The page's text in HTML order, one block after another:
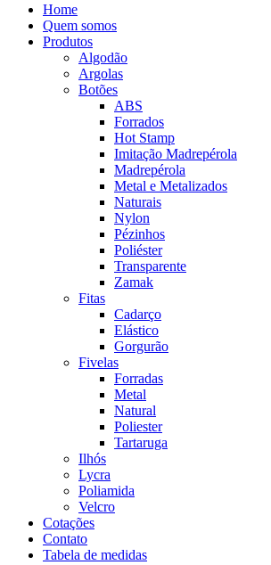
Home
Quem somos
Produtos
Algodão
Argolas
Botões
ABS
Forrados
Hot Stamp
Imitação Madrepérola
Madrepérola
Metal e Metalizados
Naturais
Nylon
Pézinhos
Poliéster
Transparente
Zamak
Fitas
Cadarço
Elástico
Gorgurão
Fivelas
Forradas
Metal
Natural
Poliester
Tartaruga
Ilhós
Lycra
Poliamida
Velcro
Cotações
Contato
Tabela de medidas